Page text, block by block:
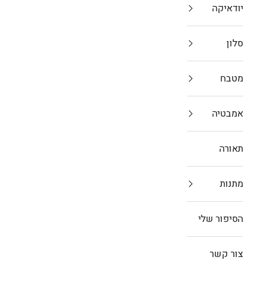
יודאיקה
סלון
מטבח
אמבטיה
תאורה
מתנות
הסיפור שלי
צור קשר